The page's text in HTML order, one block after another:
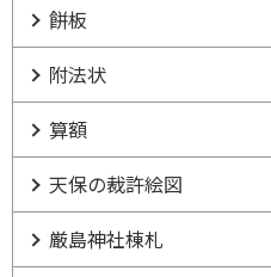
餅板
附法状
算額
天保の裁許絵図
厳島神社棟札